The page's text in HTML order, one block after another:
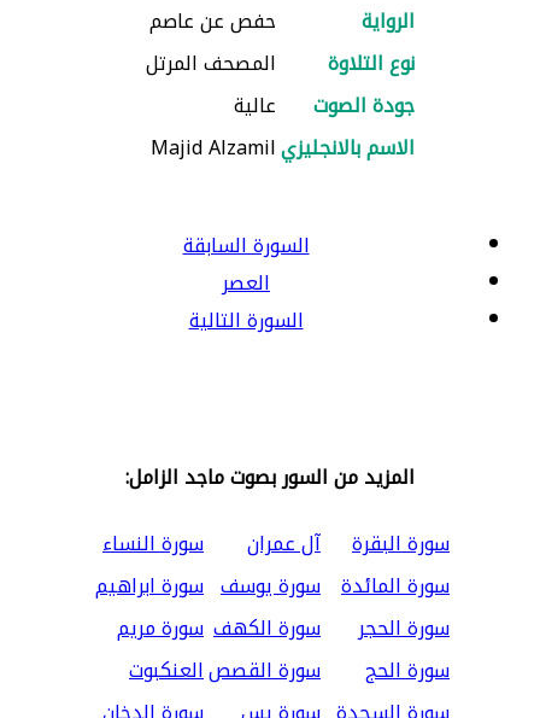
الرواية
حفص عن عاصم
نوع التلاوة
المصحف المرتل
جودة الصوت
عالية
الاسم بالانجليزيMajid Alzamil
السورة السابقة
العصر
السورة التالية
المزيد من السور بصوت ماجد الزامل:
سورة البقرة
آل عمران
سورة النساء
سورة المائدة سورة يوسف سورة ابراهيم
سورة الحجر
سورة الكهف سورة مريم
سورة الحج
سورة القصصالعنكبوت